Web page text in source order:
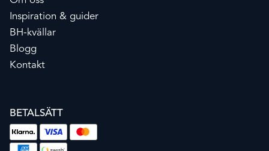
Inspiration & guider
BH-kvällar
Blogg
Kontakt
BETALSÄTT